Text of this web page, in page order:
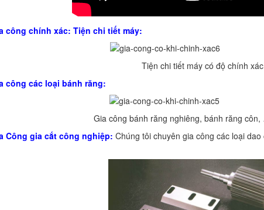
công chính xác: Tiện chi tiết máy:
Tiện chi tiết máy có độ chính
công các loại bánh răng:
Gia công bánh răng nghiêng, bánh răng
Công gia cắt công nghiệp: Chúng tôi chuyên gia công các loại